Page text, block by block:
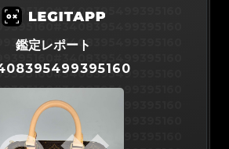
#3066123689299189
#3066123689299189
#3066123689299189
#3066123689299189
#3066123689299189
#3066123689299189
#3066123689299189
#3066123689299189
#3066123689299189
#3066123689299189
#3066123689299189
#3066123689299189
#3066123689299189
#3066123689299189
#3066123689299189
#3066123689299189
#3408395499395160
#3408395499395160
#3408395499395160
#3408395499395160
#3408395499395160
#3408395499395160
#3408395499395160
#3408395499395160
鑑定レポート